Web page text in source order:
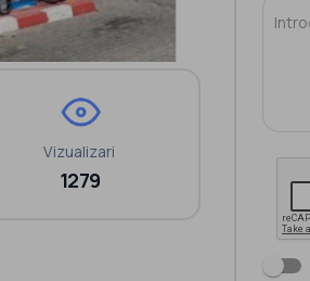
Vizualizari
1279